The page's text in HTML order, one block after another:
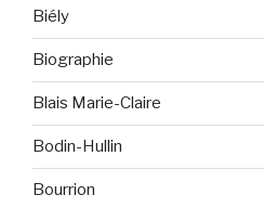
Biély
Biographie
Blais Marie-Claire
Bodin-Hullin
Bourrion